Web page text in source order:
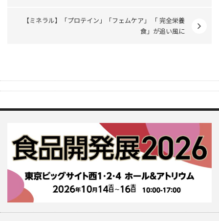
【ミネラル】「プロテイン」「フェムケア」 「 完全栄養
食」が追い風に